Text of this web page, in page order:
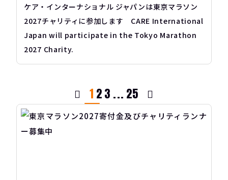
ケア・インターナショナル ジャパンは東京マラソン
2027チャリティに参加します CARE International
Japan will participate in the Tokyo Marathon
2027 Charity.
1 23 ... 25